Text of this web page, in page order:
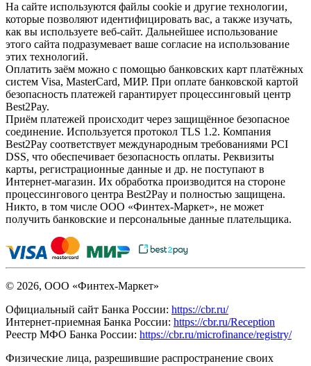
На сайте используются файлы cookie и другие технологии,
которые позволяют идентифицировать вас, а также изучать,
как вы используете веб-сайт. Дальнейшее использование
этого сайта подразумевает ваше согласие на использование
этих технологий.
Оплатить заём можно с помощью банковских карт платёжных
систем Visa, MasterCard, МИР. При оплате банковской картой
безопасность платежей гарантирует процессинговый центр
Best2Pay.
Приём платежей происходит через защищённое безопасное
соединение. Используется протокол TLS 1.2. Компания
Best2Pay соответствует международным требованиями PCI
DSS, что обеспечивает безопасность оплаты. Реквизиты
карты, регистрационные данные и др. не поступают в
Интернет-магазин. Их обработка производится на стороне
процессингового центра Best2Pay и полностью защищена.
Никто, в том числе ООО «Финтех-Маркет», не может
получить банковские и персональные данные плательщика.
© 2026, ООО «Финтех-Маркет»
Официальный сайт Банка России: https://cbr.ru/
Интернет-приемная Банка России: https://cbr.ru/Reception
Реестр МФО Банка России: https://cbr.ru/microfinance/registry/
Физические лица, разрешившие распространение своих